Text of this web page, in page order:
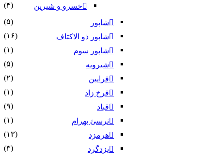
خسرو و شیرین
(۴)
شاپور
(۵)
شاپور ذو الاکتاف
(۱۶)
شاپور سوم‏
(۱)
شیرویه
(۵)
فرایین
(۲)
فرخ زاد
(۱)
قباد
(۹)
نرسئ بهرام‏
(۱)
هرمزد
(۱۳)
یزدگرد
(۳)